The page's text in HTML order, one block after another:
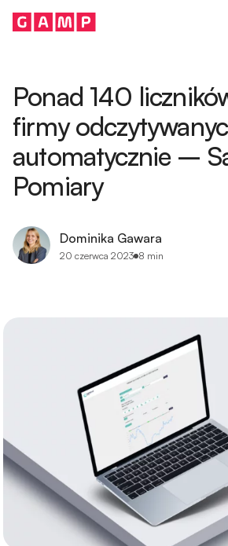
Doradztwo IT
Outsourcing IT
Usługi Data Center
CYBERBEZPIECZEŃSTWO
Ochrona EDR/XDR
Security Operations Center (SOC)
Szkolenia z cyberbezpieczeństwa
Instalacje niskoprądowe
Instalacje elektryczne
Instalacje przeciwpożarowe
Ponad 140
firmy
automatycznie –
Pomiary
Dominika Gawara
20 czerwca 2023 8 min